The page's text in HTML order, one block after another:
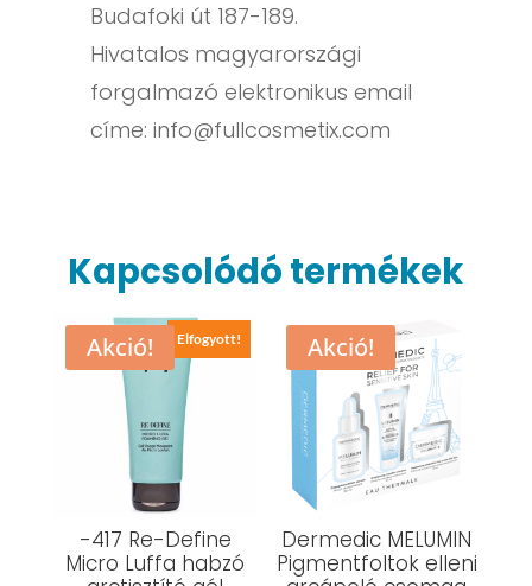
Budafoki út 187-189.
Hivatalos magyarországi
forgalmazó elektronikus email
címe: info@fullcosmetix.com
Kapcsolódó termékek
Akció! Elfogyott!
-417 Re-Define
Micro Luffa habzó
Akció!
Dermedic MELUMIN
Pigmentfoltok elleni